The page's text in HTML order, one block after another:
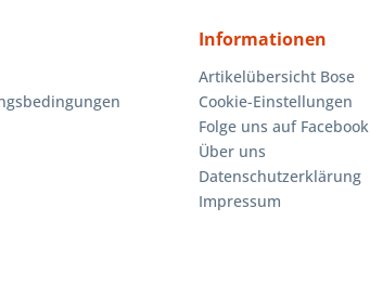
Informationen
Artikelübersicht Bose
Cookie-Einstellungen
Folge uns auf Facebook
Über uns
Datenschutzerklärung
Impressum